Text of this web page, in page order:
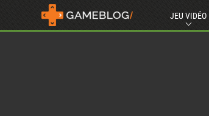
JEU VIDÉO